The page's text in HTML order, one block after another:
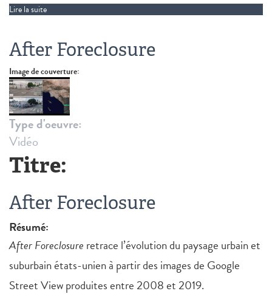
Lire la suite
After Foreclosure
Image de couverture:
Type d'oeuvre:
Vidéo
Titre:
After Foreclosure
Résumé:
After Foreclosure retrace l’évolution du paysage urbain et
suburbain états-unien à partir des images de Google
Street View produites entre 2008 et 2019.